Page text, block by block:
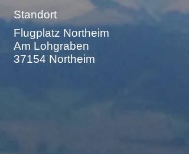
Standort
Flugplatz Northeim
Am Lohgraben
37154 Northeim